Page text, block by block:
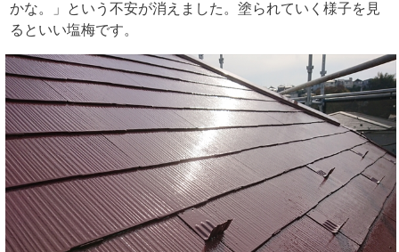
かな。」という不安が消えました。塗られていく様子を見
るといい塩梅です。